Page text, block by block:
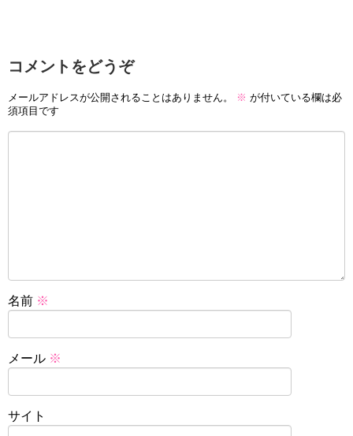
コメントをどうぞ
メールアドレスが公開されることはありません。 ※ が付いている欄は必
須項目です
名前 ※
メール ※
サイト